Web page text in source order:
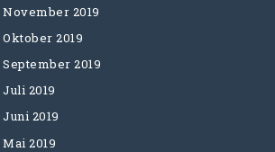
November 2019
Oktober 2019
September 2019
Juli 2019
Juni 2019
Mai 2019